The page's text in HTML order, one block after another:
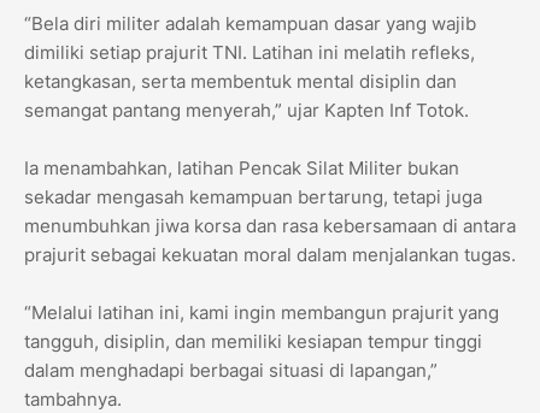
“Bela diri militer adalah kemampuan dasar yang wajib
dimiliki setiap prajurit TNI. Latihan ini melatih refleks,
ketangkasan, serta membentuk mental disiplin dan
semangat pantang menyerah,” ujar Kapten Inf Totok.
Ia menambahkan, latihan Pencak Silat Militer bukan
sekadar mengasah kemampuan bertarung, tetapi juga
menumbuhkan jiwa korsa dan rasa kebersamaan di antara
prajurit sebagai kekuatan moral dalam menjalankan tugas.
“Melalui latihan ini, kami ingin membangun prajurit yang
tangguh, disiplin, dan memiliki kesiapan tempur tinggi
dalam menghadapi berbagai situasi di lapangan,”
tambahnya.